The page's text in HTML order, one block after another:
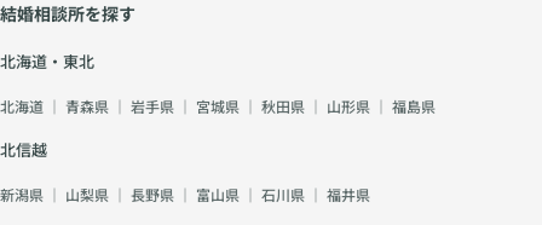
結婚相談所を探す
北海道・東北
北海道 ｜ 青森県 ｜ 岩手県 ｜ 宮城県 ｜ 秋田県 ｜ 山形県 ｜ 福島県
北信越
新潟県 ｜ 山梨県 ｜ 長野県 ｜ 富山県 ｜ 石川県 ｜ 福井県